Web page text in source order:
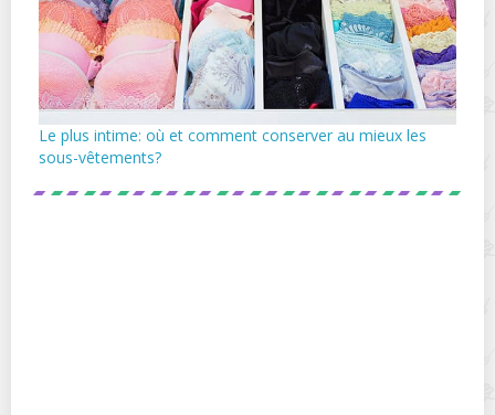
Le plus intime: où et comment conserver au mieux les
sous-vêtements?